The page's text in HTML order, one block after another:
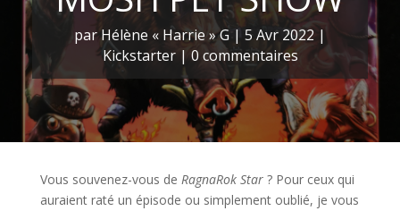
parHélène « Harrie » G | 5 Avr 2022 |
Kickstarter|0 commentaires
Vous souvenez-vous de RagnaRok Star? Pour ceux qui
auraient raté un épisode ou simplement oublié, je vous